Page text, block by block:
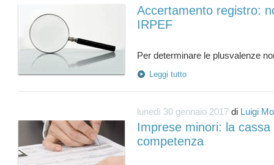
Accertamento registro:
IRPEF
Leggi tutto
lunedì 30 gennaio 2017 di Luigi
Imprese minori: la
competenza